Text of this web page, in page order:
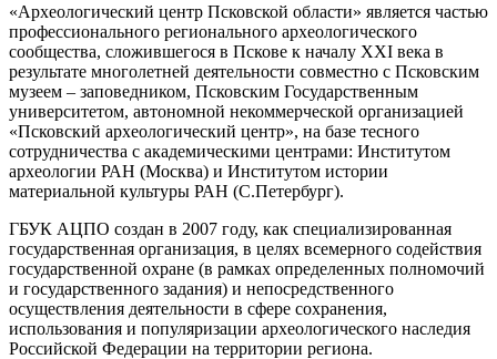
«Археологический центр Псковской области» является частью
профессионального регионального археологического
сообщества, сложившегося в Пскове к началу XXI века в
результате многолетней деятельности совместно с Псковским
музеем – заповедником, Псковским Государственным
университетом, автономной некоммерческой организацией
«Псковский археологический центр», на базе тесного
сотрудничества с академическими центрами: Институтом
археологии РАН (Москва) и Институтом истории
материальной культуры РАН (С.Петербург).
ГБУК АЦПО создан в 2007 году, как специализированная
государственная организация, в целях всемерного содействия
государственной охране (в рамках определенных полномочий
и государственного задания) и непосредственного
осуществления деятельности в сфере сохранения,
использования и популяризации археологического наследия
Российской Федерации на территории региона.